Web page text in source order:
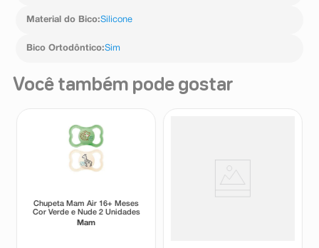
Material do Bico:Silicone
Bico Ortodôntico:Sim
Você também pode gostar
Chupeta Mam Air 16+ Meses
Cor Verde e Nude 2 Unidades
Mam